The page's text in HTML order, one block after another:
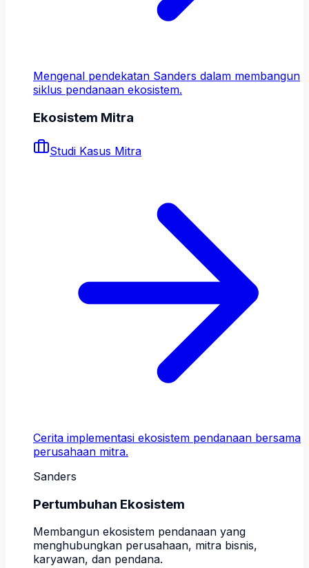
Mengenal pendekatan Sanders dalam membangun
siklus pendanaan ekosistem.
Ekosistem Mitra
Studi Kasus Mitra
Cerita implementasi ekosistem pendanaan bersama
perusahaan mitra.
Sanders
Pertumbuhan Ekosistem
Membangun ekosistem pendanaan yang
menghubungkan perusahaan, mitra bisnis,
karyawan, dan pendana.